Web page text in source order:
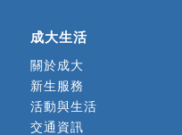
成大生活
關於成大
新生服務
活動與生活
交通資訊